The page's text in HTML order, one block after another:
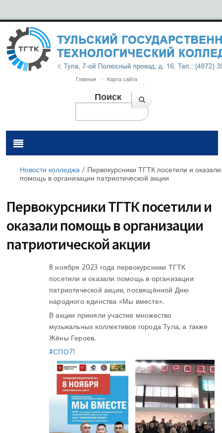
Главная Карта сайта
Поиск
Новости колледжа / Первокурсники ТГТК посетили и оказали
помощь в организации патриотической акции
Первокурсники ТГТК посетили и
оказали помощь в организации
патриотической акции
8 ноября 2023 года первокурсники ТГТК
посетили и оказали помощь в организации
патриотической акции, посвящённой Дню
народного единства «Мы вместе».
В акции приняли участие множество
музыкальных коллективов города Тула, а также
Жёны Героев.
#СПО71